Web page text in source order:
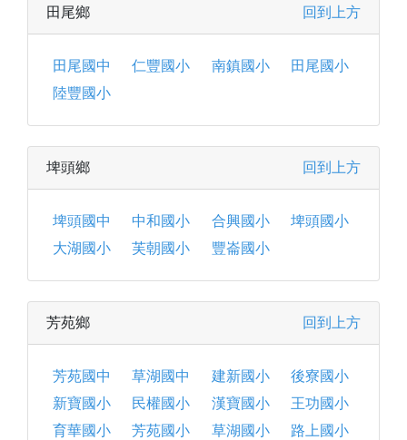
回到上方
田尾鄉
田尾國中 仁豐國小 南鎮國小
田尾國小
陸豐國小
回到上方
埤頭鄉
埤頭國中 中和國小 合興國小
埤頭國小
大湖國小
芙朝國小 豐崙國小
回到上方
芳苑鄉
芳苑國中 草湖國中 建新國小
後寮國小
新寶國小
民權國小 漢寶國小
王功國小
育華國小
芳苑國小 草湖國小 路上國小